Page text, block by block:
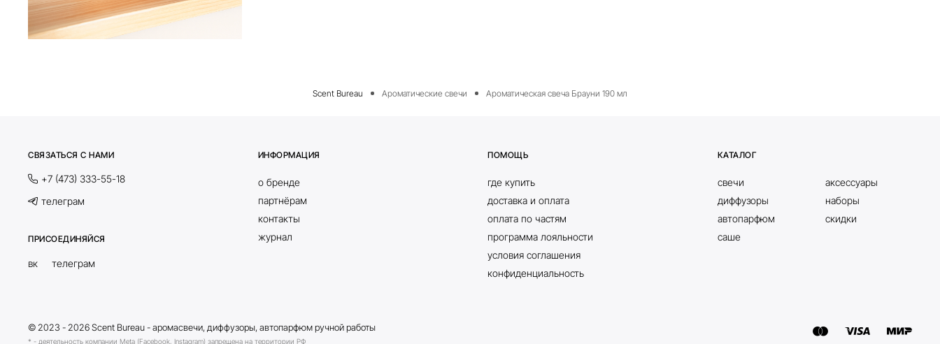
Ароматические свечи Ароматическая свеча Брауни 190 мл
СВЯЗАТЬСЯ С НАМИ
+7 (473) 333-55-18
телеграм
ПРИСОЕДИНЯЙСЯ
вк телеграм
ИНФОРМАЦИЯ
о бренде
партнёрам
контакты
журнал
ПОМОЩЬ
где купить
доставка и оплата
оплата по частям
программа лояльности
условия соглашения
конфиденциальность
КАТАЛОГ
свечи
диффузоры
автопарфюм
саше
аксессуары
наборы
скидки
© 2023 - 2026 Scent Bureau - аромасвечи, диффузоры, автопарфюм ручной работы
* - деятельность компании Meta (Facebook, Instagram) запрещена на территории РФ